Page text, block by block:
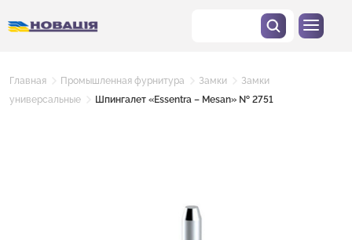
Главная Промышленная фурнитура Замки
Замки
универсальные
Шпингалет «Essentra – Mesan» № 2751